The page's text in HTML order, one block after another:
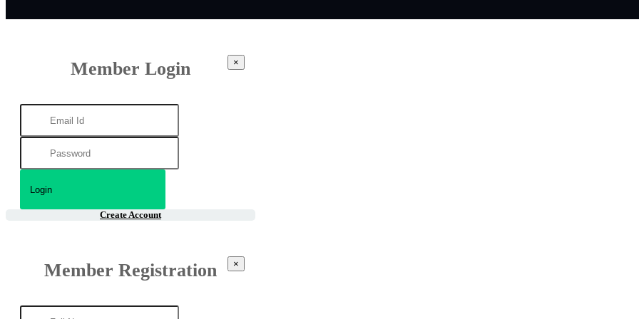
Member Login ×
Create Account
Member Registration ×